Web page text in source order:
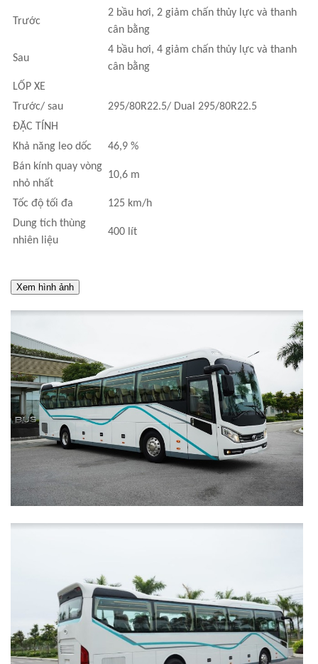
Trước
2 bầu hơi, 2 giảm chấn thủy lực và thanh
cân bằng
Sau
4 bầu hơi, 4 giảm chấn thủy lực và thanh
cân bằng
LỐP XE
Trước/ sau
295/80R22.5/ Dual 295/80R22.5
ĐẶC TÍNH
Khả năng leo dốc
46,9 %
Bán kính quay vòng
nhỏ nhất
10,6 m
Tốc độ tối đa
125 km/h
Dung tích thùng
nhiên liệu
400 lít
Xem hình ảnh